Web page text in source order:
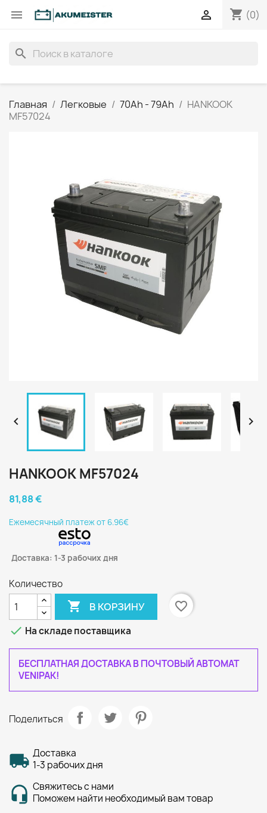
 shopping_cart (0)

search
Главная Легковые 70Ah - 79Ah
HANKOOK
MF57024
 
HANKOOK MF57024
81,88 €
Eжемесячный платеж от 6.96€
Доставка: 1-3 рабочих дня
Количество
 В КОРЗИНУ
favorite_border
 На складе поставщика
БЕСПЛАТНАЯ ДОСТАВКА В ПОЧТОВЫЙ АВТОМАТ
VENIPAK!
Поделиться
Доставка
1-3 рабочих дня
Свяжитесь с нами
Поможем найти необходимый вам товар